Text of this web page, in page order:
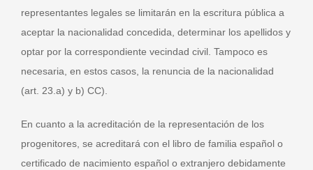
representantes legales se limitarán en la escritura pública a
aceptar la nacionalidad concedida, determinar los apellidos y
optar por la correspondiente vecindad civil. Tampoco es
necesaria, en estos casos, la renuncia de la nacionalidad
(art. 23.a) y b) CC).
En cuanto a la acreditación de la representación de los
progenitores, se acreditará con el libro de familia español o
certificado de nacimiento español o extranjero debidamente